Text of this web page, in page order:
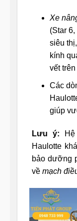
Xe
(Star
siêu
kính
vết
Các
giúp
Lưu ý: Hệ
Haulotte
bảo dưỡng
về mạch